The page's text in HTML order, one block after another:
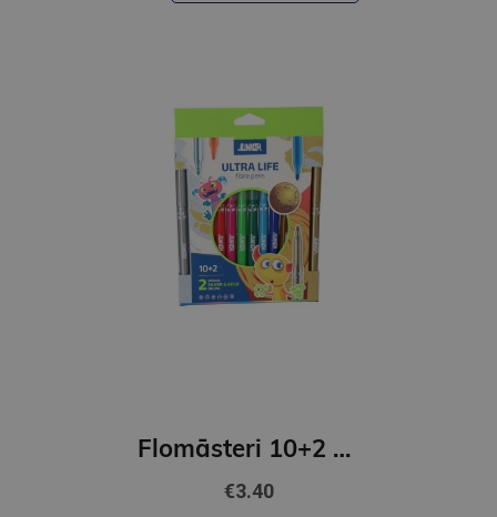
Flomāsteri 10+2 krāsas, ULTRA LIFE, Junior
€3.40